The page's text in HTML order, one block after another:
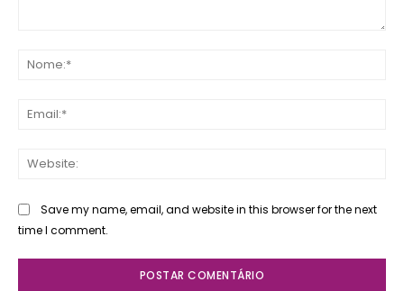
Save my name, email, and website in this browser for the next
time I comment.